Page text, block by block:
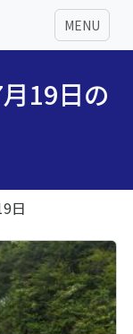
MENU
19日の
日